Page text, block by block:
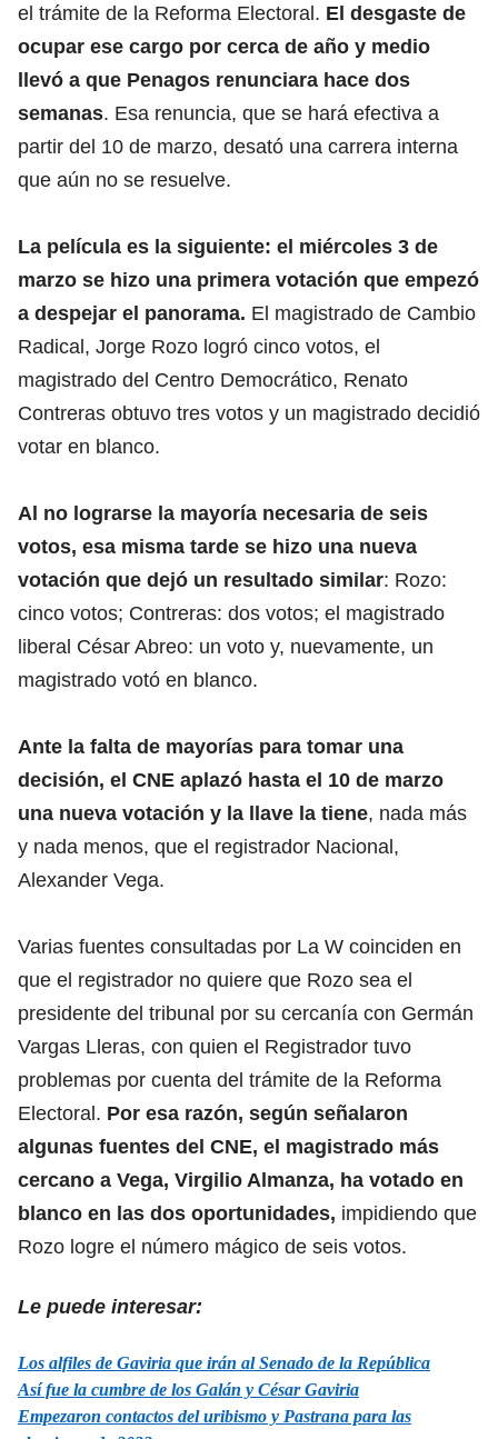
el trámite de la Reforma Electoral. El desgaste de
ocupar ese cargo por cerca de año y medio
llevó a que Penagos renunciara hace dos
semanas. Esa renuncia, que se hará efectiva a
partir del 10 de marzo, desató una carrera interna
que aún no se resuelve.
La película es la siguiente: el miércoles 3 de
marzo se hizo una primera votación que empezó
a despejar el panorama. El magistrado de Cambio
Radical, Jorge Rozo logró cinco votos, el
magistrado del Centro Democrático, Renato
Contreras obtuvo tres votos y un magistrado decidió
votar en blanco.
Al no lograrse la mayoría necesaria de seis
votos, esa misma tarde se hizo una nueva
votación que dejó un resultado similar: Rozo:
cinco votos; Contreras: dos votos; el magistrado
liberal César Abreo: un voto y, nuevamente, un
magistrado votó en blanco.
Ante la falta de mayorías para tomar una
decisión, el CNE aplazó hasta el 10 de marzo
una nueva votación y la llave la tiene, nada más
y nada menos, que el registrador Nacional,
Alexander Vega.
Varias fuentes consultadas por La W coinciden en
que el registrador no quiere que Rozo sea el
presidente del tribunal por su cercanía con Germán
Vargas Lleras, con quien el Registrador tuvo
problemas por cuenta del trámite de la Reforma
Electoral. Por esa razón, según señalaron
algunas fuentes del CNE, el magistrado más
cercano a Vega, Virgilio Almanza, ha votado en
blanco en las dos oportunidades, impidiendo que
Rozo logre el número mágico de seis votos.
Le puede interesar:
Los alfiles de Gaviria que irán al Senado de la República
Así fue la cumbre de los Galán y César Gaviria
Empezaron contactos del uribismo y Pastrana para las